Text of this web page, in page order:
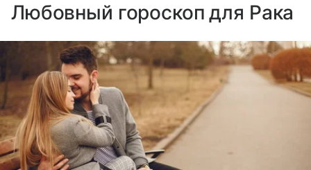
Любовный гороскоп для Рака